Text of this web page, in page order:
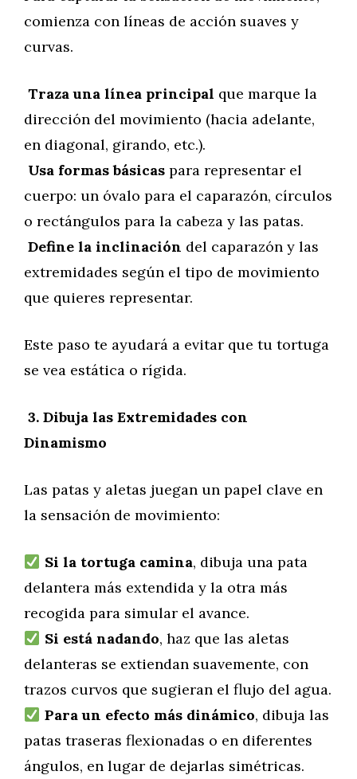
comienza con líneas de acción suaves y
curvas.
Traza una línea principal que marque la
dirección del movimiento (hacia adelante,
en diagonal, girando, etc.).
Usa formas básicas para representar el
cuerpo: un óvalo para el caparazón, círculos
o rectángulos para la cabeza y las patas.
Define la inclinación del caparazón y las
extremidades según el tipo de movimiento
que quieres representar.
Este paso te ayudará a evitar que tu tortuga
se vea estática o rígida.
️ 3. Dibuja las Extremidades con
Dinamismo
Las patas y aletas juegan un papel clave en
la sensación de movimiento:
Si la tortuga camina, dibuja una pata
delantera más extendida y la otra más
recogida para simular el avance.
Si está nadando, haz que las aletas
delanteras se extiendan suavemente, con
trazos curvos que sugieran el flujo del agua.
Para un efecto más dinámico, dibuja las
patas traseras flexionadas o en diferentes
ángulos, en lugar de dejarlas simétricas.